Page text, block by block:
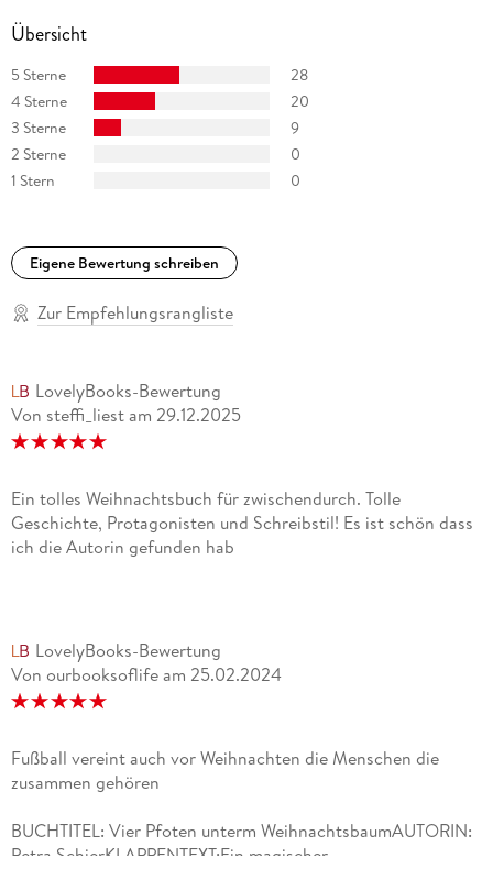
Übersicht
5 Sterne
28
4 Sterne
20
3 Sterne
9
2 Sterne
0
1 Stern
0
Eigene Bewertung schreiben
Zur Empfehlungsrangliste
LovelyBooks-Bewertung
Von steffi_liest am 29.12.2025
Ein tolles Weihnachtsbuch für zwischendurch. Tolle
Geschichte, Protagonisten und Schreibstil! Es ist schön dass
ich die Autorin gefunden hab
LovelyBooks-Bewertung
Von ourbooksoflife am 25.02.2024
Fußball vereint auch vor Weihnachten die Menschen die
zusammen gehören
BUCHTITEL: Vier Pfoten unterm WeihnachtsbaumAUTORIN:
Petra SchierKLAPPENTEXT:Ein magischer